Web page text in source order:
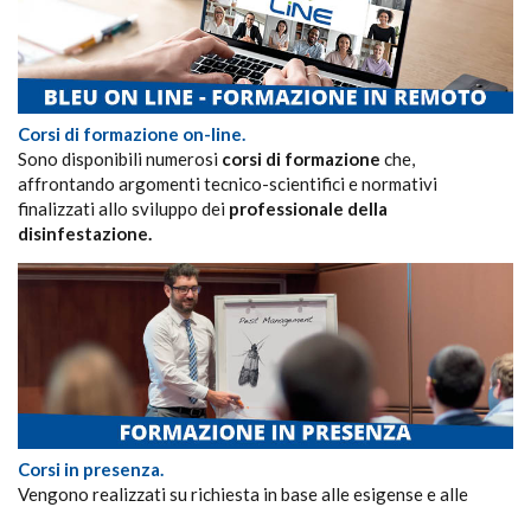
Corsi di formazione on-line.
Sono disponibili numerosi corsi di formazione che,
affrontando argomenti tecnico-scientifici e normativi
finalizzati allo sviluppo dei professionale della
disinfestazione.
Corsi in presenza.
Vengono realizzati su richiesta in base alle esigense e alle